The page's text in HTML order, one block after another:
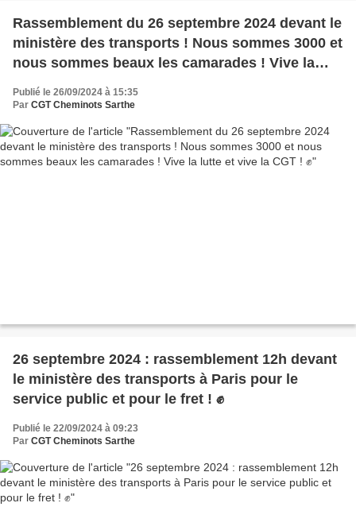
Rassemblement du 26 septembre 2024 devant le
ministère des transports ! Nous sommes 3000 et
nous sommes beaux les camarades ! Vive la
lutte et vive la CGT ! ✊
Publié le 26/09/2024 à 15:35
Par CGT Cheminots Sarthe
26 septembre 2024 : rassemblement 12h devant
le ministère des transports à Paris pour le
service public et pour le fret ! ✊
Publié le 22/09/2024 à 09:23
Par CGT Cheminots Sarthe